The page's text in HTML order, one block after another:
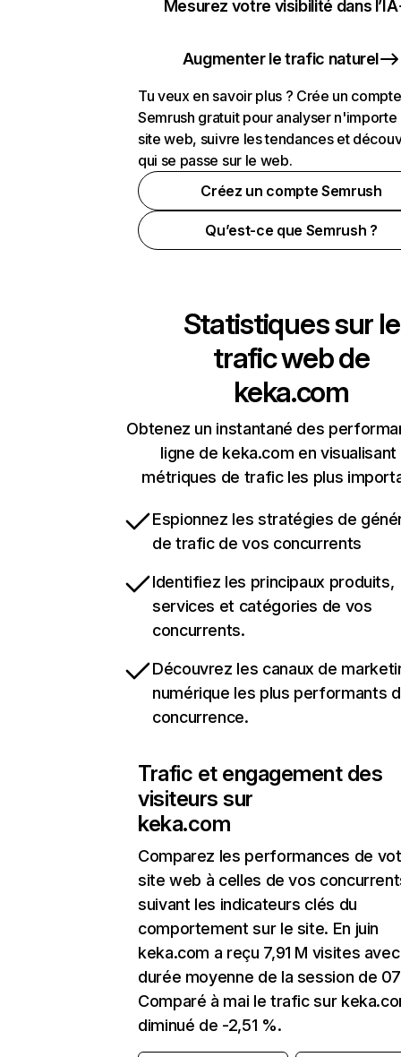
Mesurez votre visibilité dans l’IA
Augmenter le trafic naturel
Tu veux en savoir plus ? Crée un compte
Semrush gratuit pour analyser n'importe
site web, suivre les tendances et
qui se passe sur le web.
Créez un compte Semrush
Qu’est-ce que Semrush ?
Statistiques sur le
trafic web de
keka.com
Obtenez un instantané des
ligne de keka.com en visualisant
métriques de trafic les plus
Espionnez les stratégies de
de trafic de vos concurrents
Identifiez les principaux produits,
services et catégories de vos
concurrents.
Découvrez les canaux de
numérique les plus performants
concurrence.
Trafic et engagement des
visiteurs sur
keka.com
Comparez les performances de
site web à celles de vos
suivant les indicateurs clés du
comportement sur le site. En juin
keka.com a reçu 7,91 M visites
durée moyenne de la session de
Comparé à mai le trafic sur
diminué de -2,51 %.